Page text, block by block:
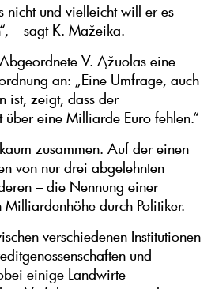
nicht und vielleicht will er es
– sagt K. Mažeika.
V. Ąžuolas eine
an: „Eine Umfrage, auch
ist, zeigt, dass der
über eine Milliarde Euro fehlen.“
zusammen. Auf der einen
von nur drei abgelehnten
– die Nennung einer
durch Politiker.
verschiedenen Institutionen
und
einige Landwirte